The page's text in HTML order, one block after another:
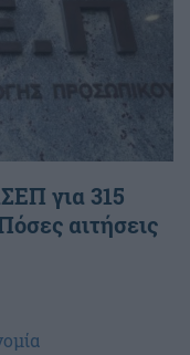
για 315
αιτήσεις